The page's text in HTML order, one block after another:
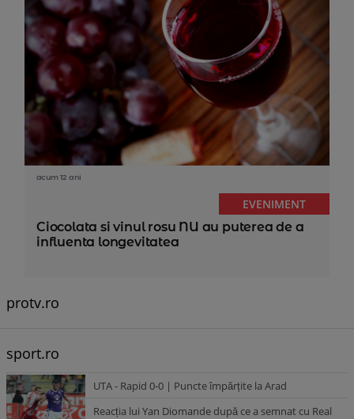
acum 12 ani
EVENIMENT
Ciocolata si vinul rosu NU au puterea de a
influenta longevitatea
protv.ro
sport.ro
UTA - Rapid 0-0 | Puncte împărțite la Arad
Reacția lui Yan Diomande după ce a semnat cu Real